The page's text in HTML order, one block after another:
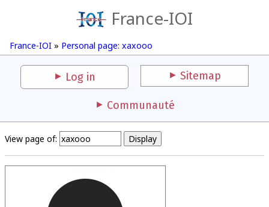
France-IOI
France-IOI » Personal page: xaxooo
Log in Sitemap
Communauté
View page of: